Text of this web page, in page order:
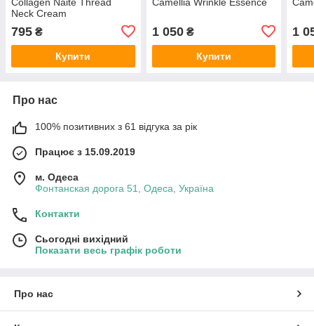
Neck Cream
795 ₴
Купити
1 050₴
Купити
1
Про нас
100% позитивних з 61 відгука за рік
Працює з 15.09.2019
м. Одеса
Фонтанская дорога 51, Одеса, Україна
Контакти
Сьогодні вихідний
Показати весь графік роботи
Про нас